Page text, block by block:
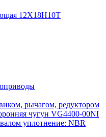
12Х18Н10Т
рычагом, редуктором
чугун VG4400-00NI
уплотнение: NBR